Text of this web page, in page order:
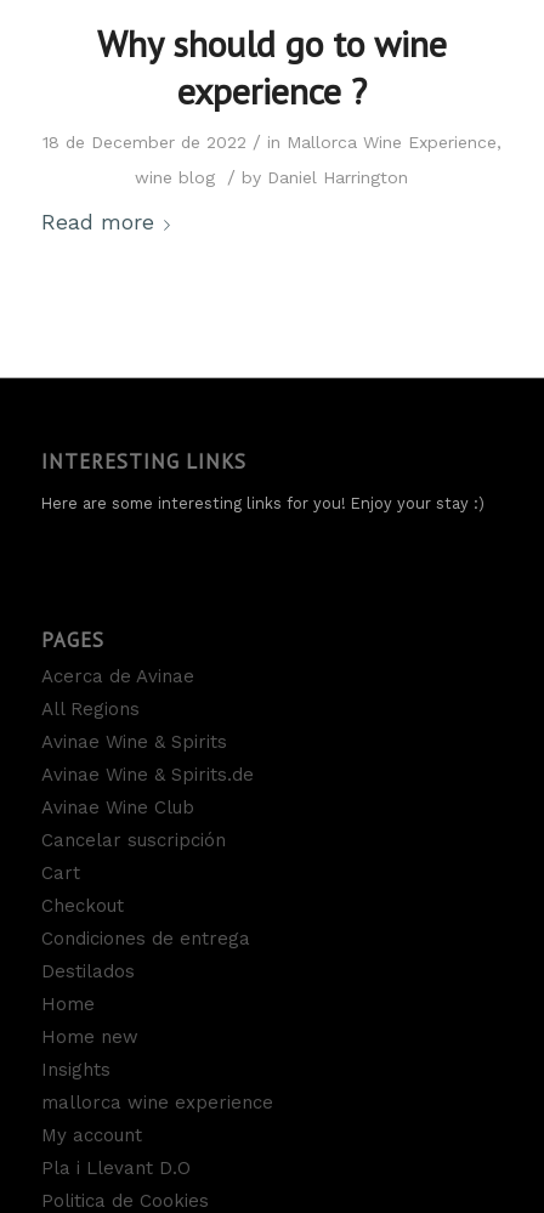
Why should go to wine
experience ?
18 de December de 2022 / in Mallorca Wine Experience,
wine blog
/ by Daniel Harrington
Read more
INTERESTING LINKS
Here are some interesting links for you! Enjoy your stay :)
PAGES
Acerca de Avinae
All Regions
Avinae Wine & Spirits
Avinae Wine & Spirits.de
Avinae Wine Club
Cancelar suscripción
Cart
Checkout
Condiciones de entrega
Destilados
Home
Home new
Insights
mallorca wine experience
My account
Pla i Llevant D.O
Politica de Cookies